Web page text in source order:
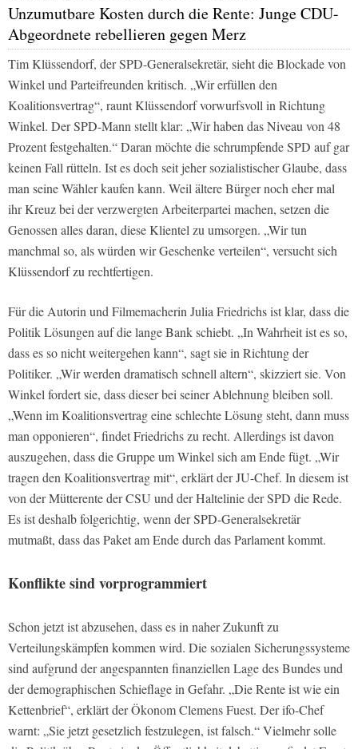
Unzumutbare Kosten durch die Rente: Junge CDU-
Abgeordnete rebellieren gegen Merz
Tim Klüssendorf, der SPD-Generalsekretär, sieht die Blockade von
Winkel und Parteifreunden kritisch. „Wir erfüllen den
Koalitionsvertrag“, raunt Klüssendorf vorwurfsvoll in Richtung
Winkel. Der SPD-Mann stellt klar: „Wir haben das Niveau von 48
Prozent festgehalten.“ Daran möchte die schrumpfende SPD auf gar
keinen Fall rütteln. Ist es doch seit jeher sozialistischer Glaube, dass
man seine Wähler kaufen kann. Weil ältere Bürger noch eher mal
ihr Kreuz bei der verzwergten Arbeiterpartei machen, setzen die
Genossen alles daran, diese Klientel zu umsorgen. „Wir tun
manchmal so, als würden wir Geschenke verteilen“, versucht sich
Klüssendorf zu rechtfertigen.
Für die Autorin und Filmemacherin Julia Friedrichs ist klar, dass die
Politik Lösungen auf die lange Bank schiebt. „In Wahrheit ist es so,
dass es so nicht weitergehen kann“, sagt sie in Richtung der
Politiker. „Wir werden dramatisch schnell altern“, skizziert sie. Von
Winkel fordert sie, dass dieser bei seiner Ablehnung bleiben soll.
„Wenn im Koalitionsvertrag eine schlechte Lösung steht, dann muss
man opponieren“, findet Friedrichs zu recht. Allerdings ist davon
auszugehen, dass die Gruppe um Winkel sich am Ende fügt. „Wir
tragen den Koalitionsvertrag mit“, erklärt der JU-Chef. In diesem ist
von der Mütterente der CSU und der Haltelinie der SPD die Rede.
Es ist deshalb folgerichtig, wenn der SPD-Generalsekretär
mutmaßt, dass das Paket am Ende durch das Parlament kommt.
Konflikte sind vorprogrammiert
Schon jetzt ist abzusehen, dass es in naher Zukunft zu
Verteilungskämpfen kommen wird. Die sozialen Sicherungssysteme
sind aufgrund der angespannten finanziellen Lage des Bundes und
der demographischen Schieflage in Gefahr. „Die Rente ist wie ein
Kettenbrief“, erklärt der Ökonom Clemens Fuest. Der ifo-Chef
warnt: „Sie jetzt gesetzlich festzulegen, ist falsch.“ Vielmehr solle